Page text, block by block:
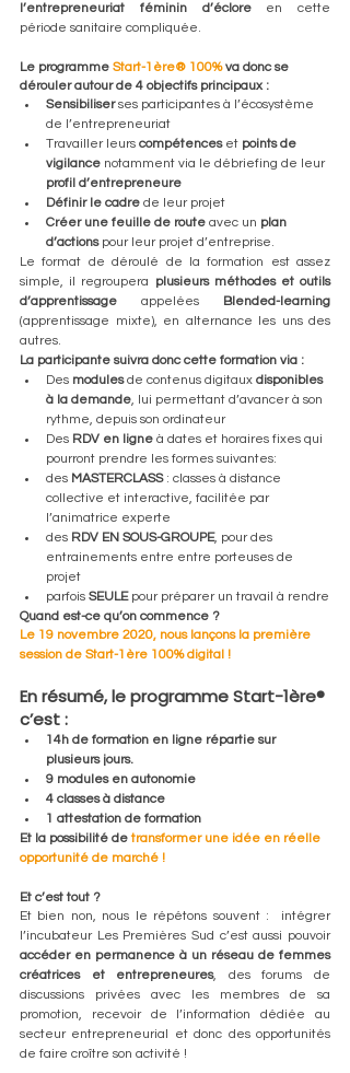
l’entrepreneuriat féminin d’éclore en cette
période sanitaire compliquée.
Le programme Start-1ère® 100% va donc se
dérouler autour de 4 objectifs principaux :
Sensibiliser ses participantes à l’écosystème
de l’entrepreneuriat
Travailler leurs compétences et points de
vigilance notamment via le débriefing de leur
profil d’entrepreneure
Définir le cadre de leur projet
Créer une feuille de route avec un plan
d’actions pour leur projet d’entreprise.
Le format de déroulé de la formation est assez
simple, il regroupera
plusieurs méthodes et outils
d’apprentissage appelées
Blended-learning
(apprentissage mixte), en alternance les uns des
autres.
La participante suivra donc cette formation via :
Des modules de contenus digitaux disponibles
à la demande, lui permettant d’avancer à son
rythme, depuis son ordinateur
Des RDV en ligne à dates et horaires fixes qui
pourront prendre les formes suivantes:
des MASTERCLASS : classes à distance
collective et interactive, facilitée par
l’animatrice experte
des RDV EN SOUS-GROUPE, pour des
entrainements entre entre porteuses de
projet
parfois SEULE pour préparer un travail à rendre
Quand est-ce qu’on commence ?
Le 19 novembre 2020, nous lançons la première
session de Start-1ère 100% digital !
En résumé, le programme Start-1ère®
c’est :
14h de formation en ligne répartie sur
plusieurs jours.
9 modules en autonomie
4 classes à distance
1 attestation de formation
Et la possibilité de transformer une idée en réelle
opportunité de marché !
Et c’est tout ?
Et bien non, nous le répétons souvent :  intégrer
l’incubateur Les Premières Sud c’est aussi pouvoir
accéder en permanence à un réseau de femmes
créatrices et entrepreneures, des forums de
discussions privées avec les membres de sa
promotion, recevoir de l’information dédiée au
secteur entrepreneurial et donc des opportunités
de faire croître son activité !